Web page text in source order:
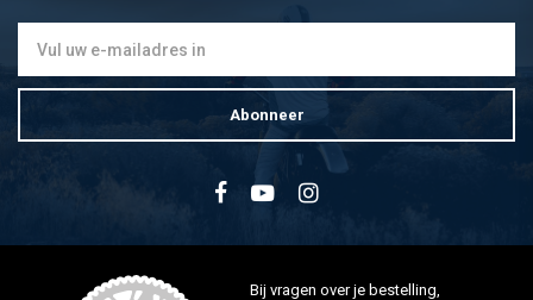
Abonneer
Bij vragen over je bestelling,